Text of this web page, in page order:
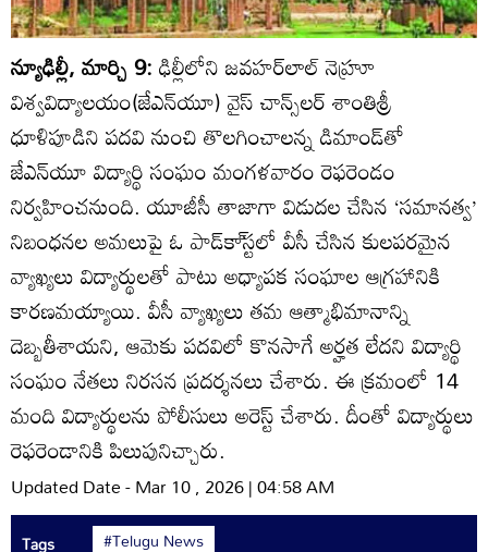
న్యూఢిల్లీ, మార్చి 9:ఢిల్లీలోని జవహర్‌లాల్‌ నెహ్రూ
విశ్వవిద్యాలయం(జేఎన్‌యూ) వైస్‌ చాన్స్‌లర్‌ శాంతిశ్రీ
ధూళిపూడిని పదవి నుంచి తొలగించాలన్న డిమాండ్‌తో
జేఎన్‌యూ విద్యార్థి సంఘం మంగళవారం రెఫరెండం
నిర్వహించనుంది. యూజీసీ తాజాగా విడుదల చేసిన ‘సమానత్వ’
నిబంధనల అమలుపై ఓ పాడ్‌కా్‌స్టలో వీసీ చేసిన కులపరమైన
వ్యాఖ్యలు విద్యార్థులతో పాటు అధ్యాపక సంఘాల ఆగ్రహానికి
కారణమయ్యాయి. వీసీ వ్యాఖ్యలు తమ ఆత్మాభిమానాన్ని
దెబ్బతీశాయని, ఆమెకు పదవిలో కొనసాగే అర్హత లేదని విద్యార్థి
సంఘం నేతలు నిరసన ప్రదర్శనలు చేశారు. ఈ క్రమంలో 14
మంది విద్యార్థులను పోలీసులు అరెస్ట్‌ చేశారు. దీంతో విద్యార్థులు
రెఫరెండానికి పిలుపునిచ్చారు.
Updated Date - Mar 10 , 2026 | 04:58 AM
Tags #Telugu News